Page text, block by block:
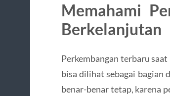
Memahami
Berkelanjutan
Perkembangan terbaru
bisa dilihat sebagai bagian
benar-benar tetap, karena